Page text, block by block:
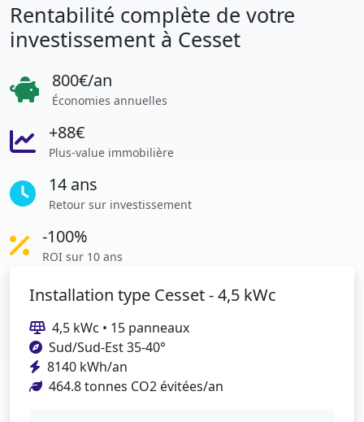
Rentabilité complète de votre
investissement à Cesset
800€/an
Économies annuelles
+88€
Plus-value immobilière
14 ans
Retour sur investissement
-100%
ROI sur 10 ans
Installation type Cesset - 4,5 kWc
4,5 kWc • 15 panneaux
Sud/Sud-Est 35-40°
8140 kWh/an
464.8 tonnes CO2 évitées/an